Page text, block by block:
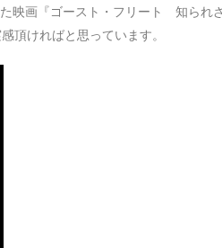
映画『ゴースト・フリート 知られ
頂ければと思っています。